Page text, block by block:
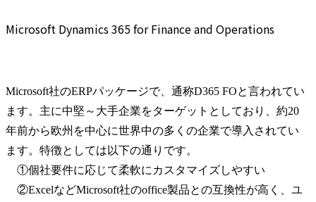
Microsoft Dynamics 365 for Finance and Operations
Microsoft社のERPパッケージで、通称D365 FOと言われてい
ます。主に中堅～大手企業をターゲットとしており、約20
年前から欧州を中心に世界中の多くの企業で導入されてい
ます。特徴としては以下の通りです。
①個社要件に応じて柔軟にカスタマイズしやすい
②ExcelなどMicrosoft社のoffice製品との互換性が高く、ユ